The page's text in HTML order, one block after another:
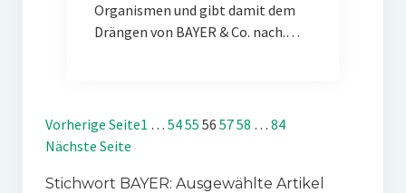
Organismen und gibt damit dem
Drängen von BAYER & Co. nach.…
Vorherige Seite1 … 5455 56 5758 … 84
Nächste Seite
Stichwort BAYER: Ausgewählte Artikel